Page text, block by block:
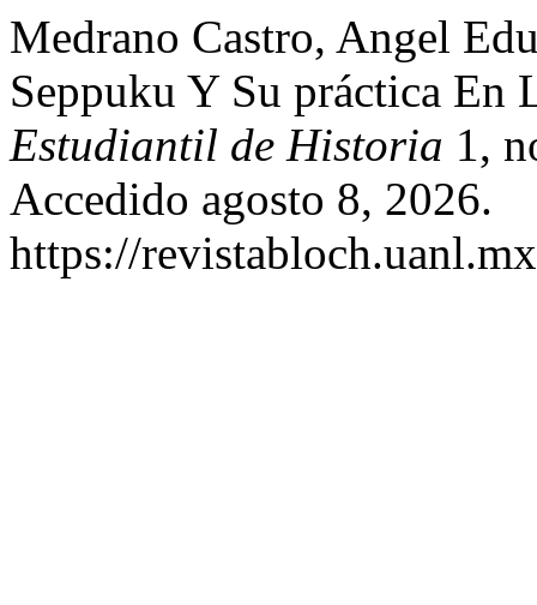
Medrano Castro, Angel
Seppuku Y Su práctica
Estudiantil de Historia 1,
Accedido agosto 8, 2026.
https://